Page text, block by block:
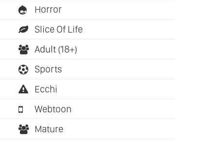
Horror
Slice Of Life
Adult (18+)
Sports
Ecchi
Webtoon
Mature